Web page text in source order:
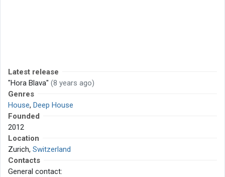
Latest release
"Hora Blava" (8 years ago)
Genres
House, Deep House
Founded
2012
Location
Zurich, Switzerland
Contacts
General contact: